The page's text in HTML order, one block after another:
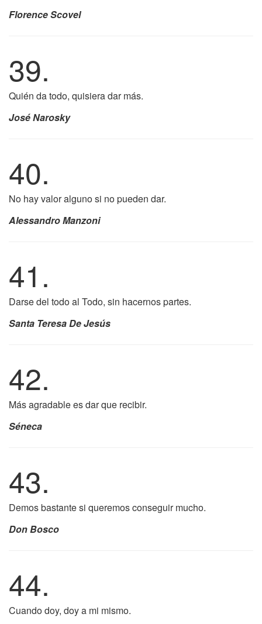
Florence Scovel
39.
Quién da todo, quisiera dar más.
José Narosky
40.
No hay valor alguno si no pueden dar.
Alessandro Manzoni
41.
Darse del todo al Todo, sin hacernos partes.
Santa Teresa De Jesús
42.
Más agradable es dar que recibir.
Séneca
43.
Demos bastante si queremos conseguir mucho.
Don Bosco
44.
Cuando doy, doy a mi mismo.